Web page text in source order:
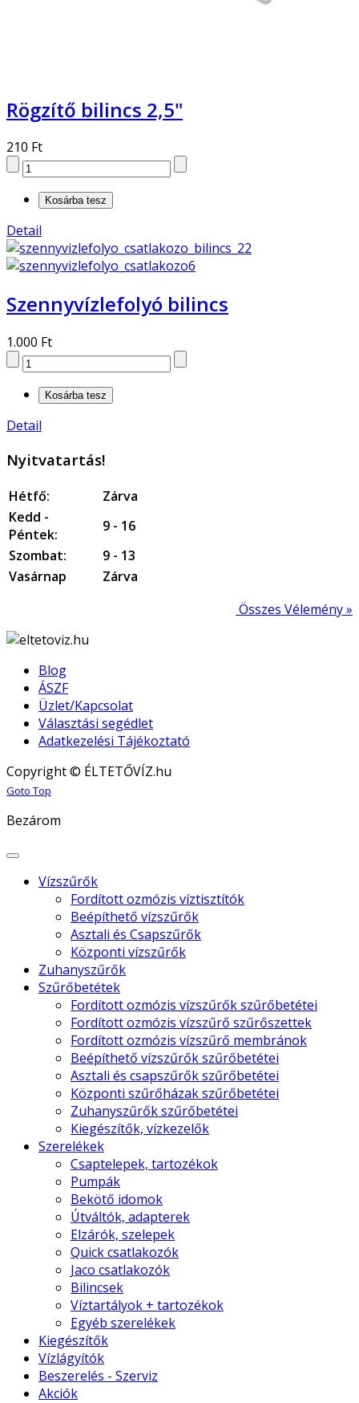
Rögzítő bilincs 2,5"
210 Ft
Detail
Szennyvízlefolyó bilincs
1.000 Ft
Detail
Nyitvatartás!
Hétfő:
Zárva
Kedd -
Péntek:
9 - 16
Szombat:
9 - 13
Vasárnap
Zárva
Összes Vélemény »
Blog
ÁSZF
Üzlet/Kapcsolat
Választási segédlet
Adatkezelési Tájékoztató
Copyright © ÉLTETŐVÍZ.hu
Joomla! 3 Templates
Goto Top
Bezárom
Vízszűrők
Fordított ozmózis víztisztítók
Beépíthető vízszűrők
Asztali és Csapszűrők
Központi vízszűrők
Zuhanyszűrők
Szűrőbetétek
Fordított ozmózis vízszűrők szűrőbetétei
Fordított ozmózis vízszűrő szűrőszettek
Fordított ozmózis vízszűrő membránok
Beépíthető vízszűrők szűrőbetétei
Asztali és csapszűrők szűrőbetétei
Központi szűrőházak szűrőbetétei
Zuhanyszűrők szűrőbetétei
Kiegészítők, vízkezelők
Szerelékek
Csaptelepek, tartozékok
Pumpák
Bekötő idomok
Útváltók, adapterek
Elzárók, szelepek
Quick csatlakozók
Jaco csatlakozók
Bilincsek
Víztartályok + tartozékok
Egyéb szerelékek
Kiegészítők
Vízlágyítók
Beszerelés - Szerviz
Akciók